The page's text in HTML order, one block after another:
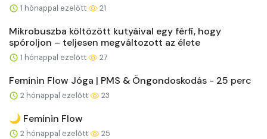
1 hónappal ezelőtt 21
Mikrobuszba költözött kutyáival egy férfi, hogy
spóroljon – teljesen megváltozott az élete
1 hónappal ezelőtt 27
Feminin Flow Jóga | PMS & Öngondoskodás - 25 perc
2 hónappal ezelőtt 23
🌙 Feminin Flow
2 hónappal ezelőtt 25